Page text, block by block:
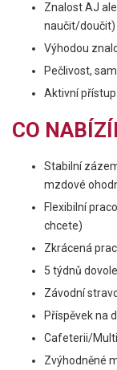
Znalost AJ
naučit/doučit)
Výhodou
Pečlivost,
Aktivní
CO
Stabilní
mzdové
Flexibilní
chcete)
Zkrácená
5 týdnů
Závodní
Příspěvek na
Cafeterii/
Zvýhodněné